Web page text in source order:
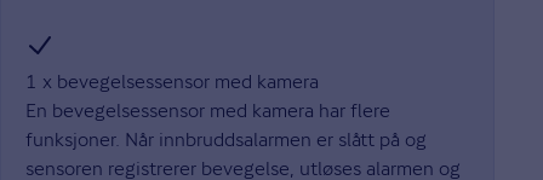
1 x bevegelsessensor med kamera
En bevegelsessensor med kamera har flere
funksjoner. Når innbruddsalarmen er slått på og
sensoren registrerer bevegelse, utløses alarmen og